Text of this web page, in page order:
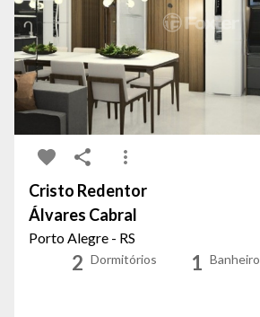
Cristo Redentor
Álvares Cabral
Porto Alegre - RS
2 Dormitórios 1 Banheiro